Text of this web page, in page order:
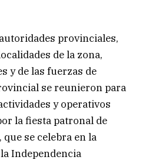
provinciales,
de la zona,
y de las fuerzas de
se reunieron para
y operativos
la fiesta patronal de
se celebra en la
Independencia